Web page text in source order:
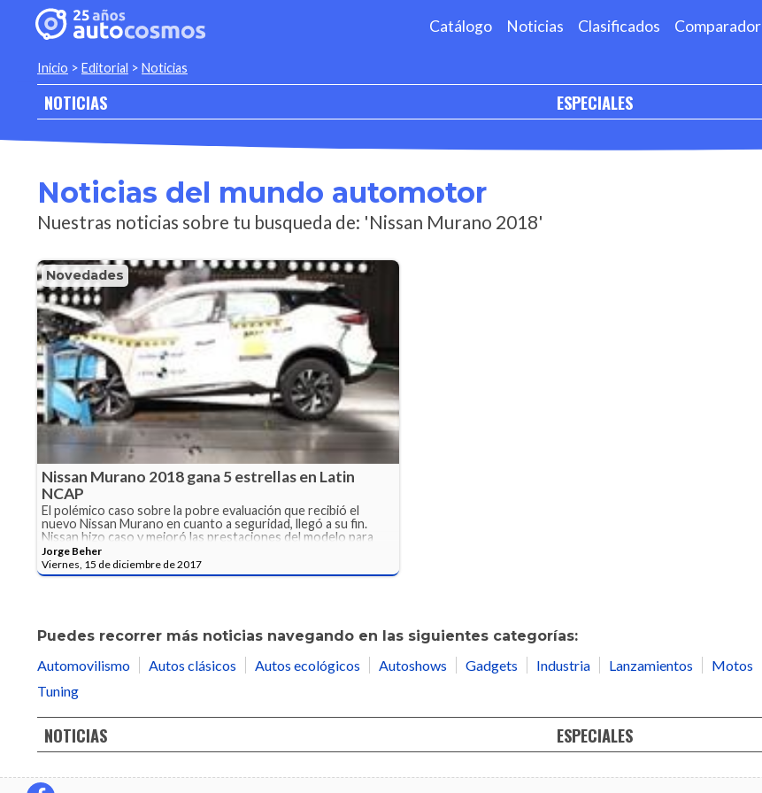
Catálogo Noticias Clasificados Comparador
Inicio > Editorial > Noticias
NOTICIAS ESPECIALES
Noticias del mundo automotor
Nuestras noticias sobre tu busqueda de: 'Nissan Murano 2018'
Novedades
Nissan Murano 2018 gana 5 estrellas en Latin
NCAP
El polémico caso sobre la pobre evaluación que recibió el
nuevo Nissan Murano en cuanto a seguridad, llegó a su fin.
Nissan hizo caso y mejoró las prestaciones del modelo para
nuestra región.
Jorge Beher
Viernes, 15 de diciembre de 2017
Puedes recorrer más noticias navegando en las siguientes categorías:
Automovilismo
Autos clásicos Autos ecológicos Autoshows Gadgets Industria Lanzamientos Motos
Tuning
NOTICIAS ESPECIALES